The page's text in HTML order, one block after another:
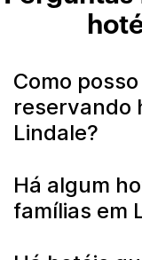
Como
reservando
Lindale?
Há algum
famílias em